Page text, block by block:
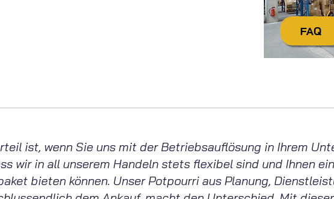
FAQ
ist, wenn Sie uns mit der Betriebsauflösung in Ihrem
wir in all unserem Handeln stets flexibel sind und Ihnen
bieten können. Unser Potpourri aus Planung,